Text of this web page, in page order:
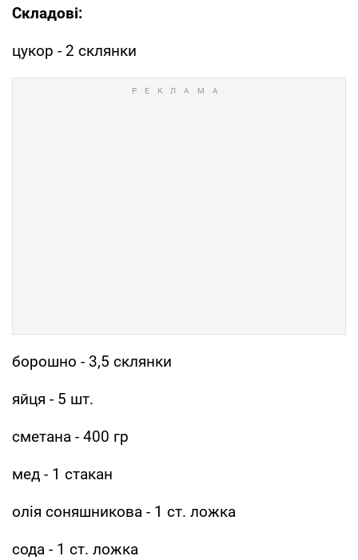
Складові:
цукор - 2 склянки
борошно - 3,5 склянки
яйця - 5 шт.
сметана - 400 гр
мед - 1 стакан
олія соняшникова - 1 ст. ложка
сода - 1 ст. ложка